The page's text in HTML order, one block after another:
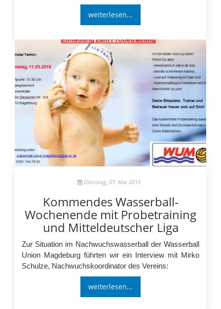
weiterlesen...
Dienstag, 07. Mai 2019
Kommendes Wasserball-
Wochenende mit Probetraining
und Mitteldeutscher Liga
Zur Situation im Nachwuchswasserball der Wasserball
Union Magdeburg führten wir ein Interview mit Mirko
Schulze, Nachwuchskoordinator des Vereins:
weiterlesen...